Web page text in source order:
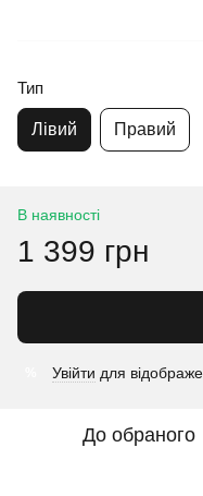
Тип
Лівий Правий
В наявності
1 399 грн
Увійти для
До обраного